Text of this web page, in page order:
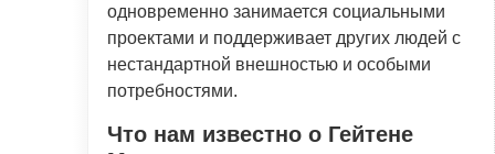
одновременно занимается социальными
проектами и поддерживает других людей с
нестандартной внешностью и особыми
потребностями.
Что нам известно о Гейтене